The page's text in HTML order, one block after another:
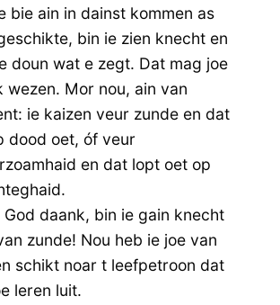
bie ain in dainst kommen as
bin ie zien knecht en
doun wat e zegt. Dat mag joe
wezen. Mor nou, ain van
ie kaizen veur zunde en dat
dood oet, óf veur
en dat lopt oet op
God daank, bin ie gain knecht
zunde! Nou heb ie joe van
schikt noar t leefpetroon dat
leren luit.